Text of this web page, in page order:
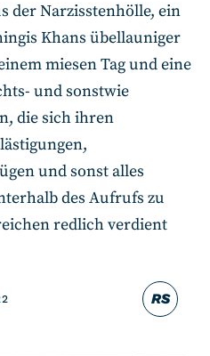
RS
der Narzisstenhölle, ein
Khans übellauniger
miesen Tag und eine
und sonstwie
die sich ihren
und sonst alles
des Aufrufs zu
redlich verdient